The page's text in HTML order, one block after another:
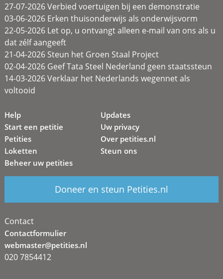
27-07-2026 Verbied voertuigen bij een demonstratie
03-06-2026 Erken thuisonderwijs als onderwijsvorm
22-05-2026 Let op, u ontvangt alleen e-mail van ons als u
dat zélf aangeeft
21-04-2026 Steun het Groen Staal Project
02-04-2026 Geef Tata Steel Nederland geen staatssteun
14-03-2026 Verklaar het Nederlands wegennet als
voltooid
Help
Start een petitie
Petities
Loketten
Beheer uw petities
Updates
Uw privacy
Over petities.nl
Steun ons
Doneer en steun Petities.nl
Contact
Contactformulier
webmaster@petities.nl
020 7854412